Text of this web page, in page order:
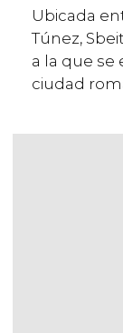
Ubicada
Túnez,
a la que se
ciudad